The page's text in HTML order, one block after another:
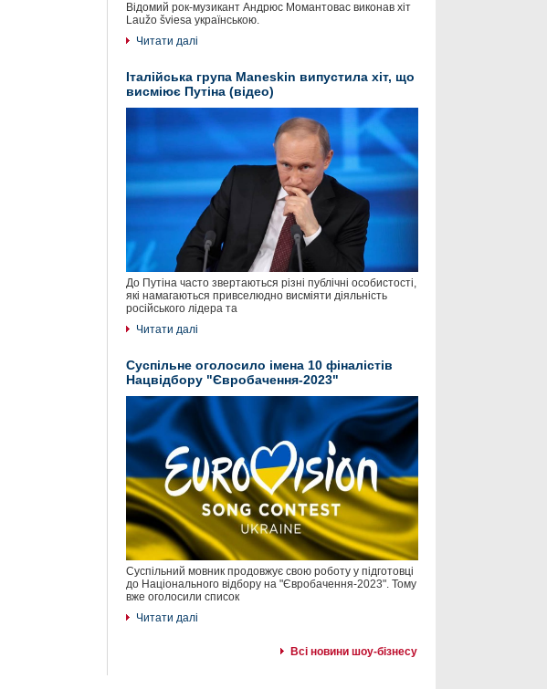
Відомий рок-музикант Андрюс Момантовас виконав хіт
Laužo šviesa українською.
Читати далі
Італійська група Maneskin випустила хіт, що
висміює Путіна (відео)
До Путіна часто звертаються різні публічні особистості,
які намагаються привселюдно висміяти діяльність
російського лідера та
Читати далі
Суспільне оголосило імена 10 фіналістів
Нацвідбору "Євробачення-2023"
Суспільний мовник продовжує свою роботу у підготовці
до Національного відбору на "Євробачення-2023". Тому
вже оголосили список
Читати далі
Всі новини шоу-бізнесу